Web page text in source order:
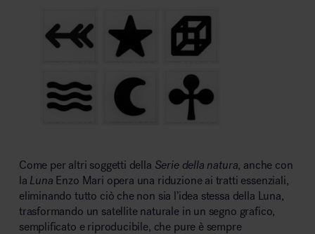
Come per altri soggetti della Serie della natura, anche con
la Luna Enzo Mari opera una riduzione ai tratti essenziali,
eliminando tutto ciò che non sia l’idea stessa della Luna,
trasformando un satellite naturale in un segno grafico,
semplificato e riproducibile, che pure è sempre